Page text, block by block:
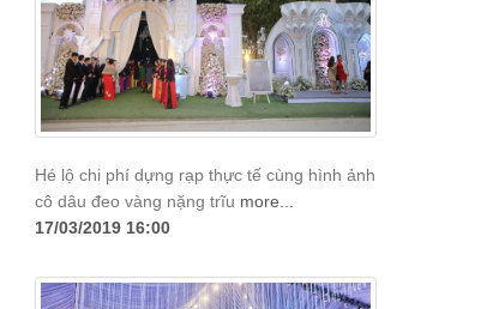
Hé lộ chi phí dựng rạp thực tế cùng hình ảnh
cô dâu đeo vàng nặng trĩu more...
17/03/2019 16:00